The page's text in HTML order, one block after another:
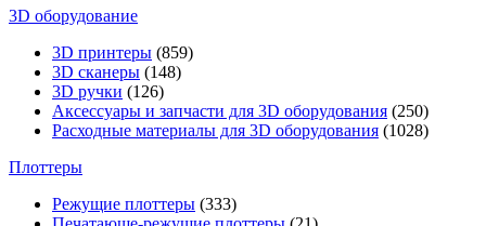
3D оборудование
3D принтеры (859)
3D сканеры (148)
3D ручки (126)
Аксессуары и запчасти для 3D оборудования (250)
Расходные материалы для 3D оборудования (1028)
Плоттеры
Режущие плоттеры (333)